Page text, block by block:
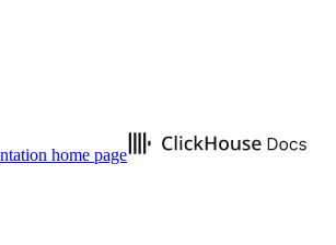
home page